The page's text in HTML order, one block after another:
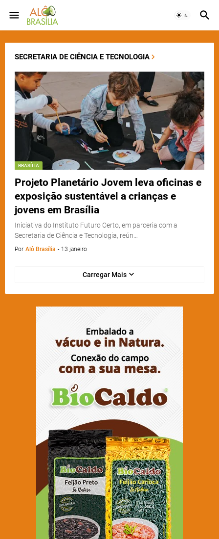
SECRETARIA DE CIÊNCIA E TECNOLOGIA
BRASÍLIA
Projeto Planetário Jovem leva oficinas e
exposição sustentável a crianças e
jovens em Brasília
Iniciativa do Instituto Futuro Certo, em parceria com a
Secretaria de Ciência e Tecnologia, reún…
Por Alô Brasília - 13 janeiro
Carregar Mais